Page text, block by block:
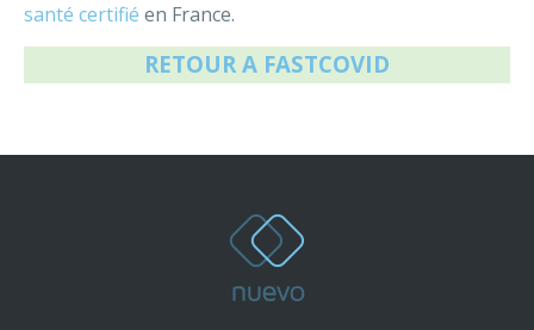
santé certifié en France.
RETOUR A FASTCOVID